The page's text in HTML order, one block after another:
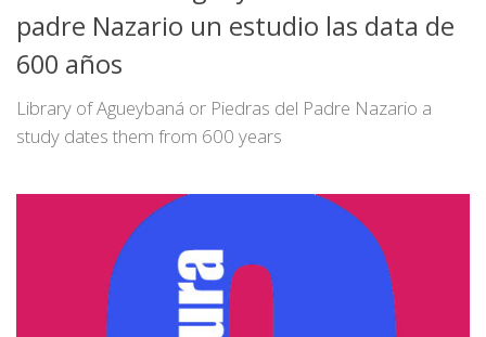
padre Nazario un estudio las data de
600 años
Library of Agueybaná or Piedras del Padre Nazario a
study dates them from 600 years